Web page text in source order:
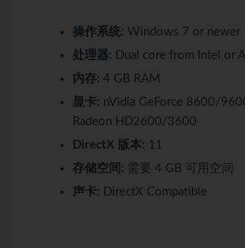
操作系统: Windows 7 or newer
处理器: Dual core from Intel or
内存: 4 GB RAM
显卡: nVidia GeForce 8600/
Radeon HD2600/3600
DirectX 版本: 11
存储空间: 需要 4 GB 可用空间
声卡: DirectX Compatible